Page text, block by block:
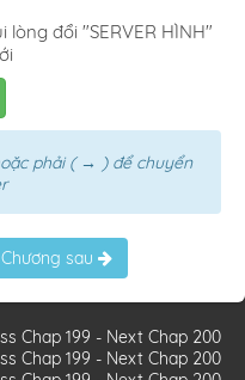
đổi "SERVER HÌNH"
phải ( → ) để chuyển
Chương sau